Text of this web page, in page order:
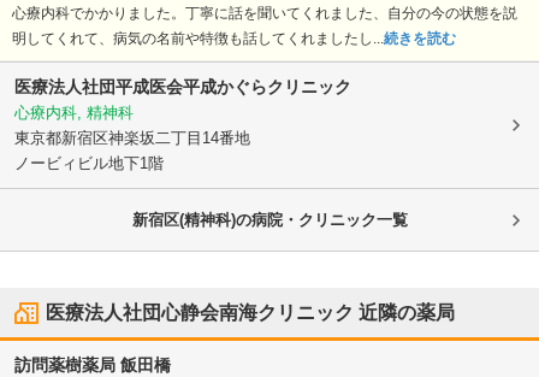
心療内科でかかりました。丁寧に話を聞いてくれました、自分の今の状態を説
明してくれて、病気の名前や特徴も話してくれましたし...続きを読む
医療法人社団平成医会平成かぐらクリニック
心療内科, 精神科
東京都新宿区神楽坂二丁目14番地
ノービィビル地下1階
新宿区(精神科)の病院・クリニック一覧
医療法人社団心静会南海クリニック 近隣の薬局
訪問薬樹薬局 飯田橋